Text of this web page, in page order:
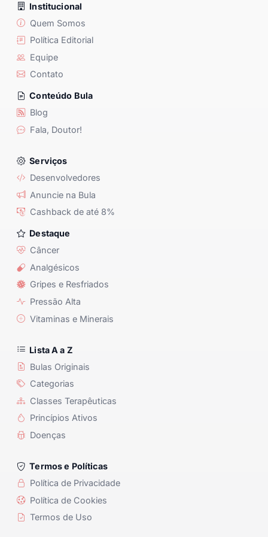
Institucional
Quem Somos
Política Editorial
Equipe
Contato
Conteúdo Bula
Blog
Fala, Doutor!
Serviços
Desenvolvedores
Anuncie na Bula
Cashback de até 8%
Destaque
Câncer
Analgésicos
Gripes e Resfriados
Pressão Alta
Vitaminas e Minerais
Lista A a Z
Bulas Originais
Categorias
Classes Terapêuticas
Princípios Ativos
Doenças
Termos e Políticas
Política de Privacidade
Política de Cookies
Termos de Uso